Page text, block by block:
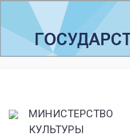
МИНИСТЕРСТВО
КУЛЬТУРЫ